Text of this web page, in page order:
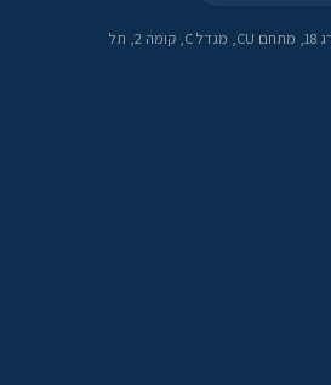
רחוב ראול ולנברג 18, מתחם CU, מגדל C, קומה 2, תל